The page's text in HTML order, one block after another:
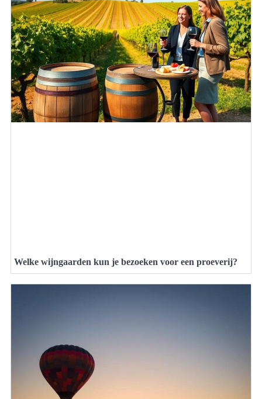
Welke wijngaarden kun je bezoeken voor een proeverij?